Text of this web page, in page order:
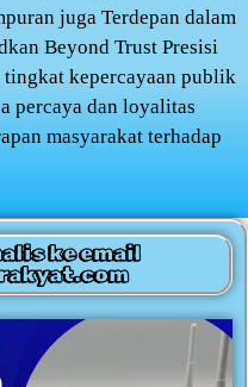
juga Terdepan dalam
Beyond Trust Presisi
kepercayaan publik
percaya dan loyalitas
masyarakat terhadap
ke email